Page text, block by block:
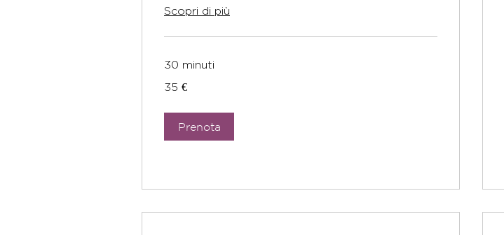
Scopri di più
30 minuti
euro
35 €
Prenota